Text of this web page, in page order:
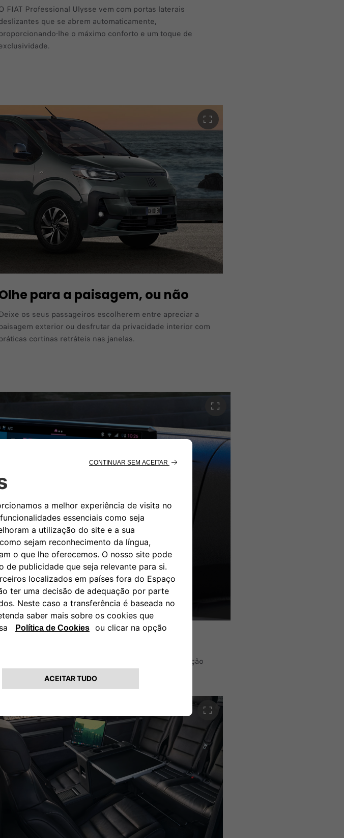
FIAT Professional Ulysse vem com portas laterais
que se abrem automaticamente,
lhe o máximo conforto e um toque de
para a paisagem, ou não
Deixe os seus passageiros escolherem entre apreciar a
exterior ou desfrutar da privacidade interior com
cortinas retráteis nas janelas.
vem com um rádio com ecrã tátil de 10'' e navegação
ao seu destino.